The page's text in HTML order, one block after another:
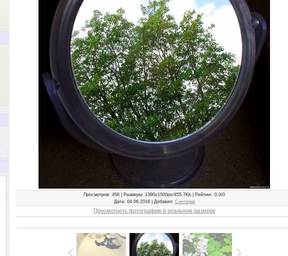
Просмотров: 456 | Размеры: 1390x1500px/455.7Kb | Рейтинг: 0.0/0
Дата: 04.06.2016 | Добавил: Синтагма
Просмотреть фотографию в реальном размере